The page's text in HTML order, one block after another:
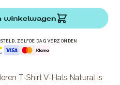
winkelwagen
ZELFDE DAG VERZONDEN
T‑Shirt V‑Hals Natural is